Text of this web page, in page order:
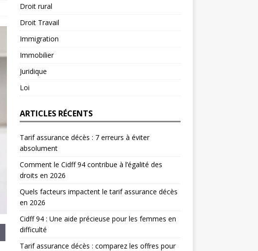
Droit rural
Droit Travail
Immigration
Immobilier
Juridique
Loi
ARTICLES RÉCENTS
Tarif assurance décès : 7 erreurs à éviter
absolument
Comment le Cidff 94 contribue à l’égalité des
droits en 2026
Quels facteurs impactent le tarif assurance décès
en 2026
Cidff 94 : Une aide précieuse pour les femmes en
difficulté
Tarif assurance décès : comparez les offres pour